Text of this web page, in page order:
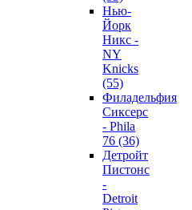
Нью-
Йорк
Никс -
NY
Knicks
(55)
Филадельфия
Сиксерс
- Phila
76 (36)
Детройт
Пистонс
-
Detroit